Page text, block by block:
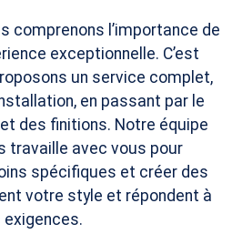
comprenons l’importance de
exceptionnelle. C’est
un service complet,
en passant par le
des finitions. Notre équipe
travaille avec vous pour
spécifiques et créer des
votre style et répondent à
exigences.